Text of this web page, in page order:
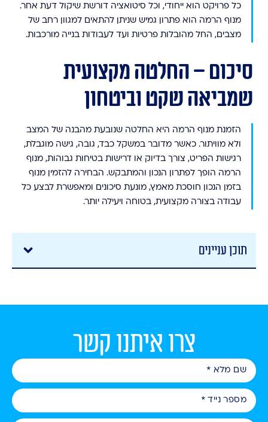
כל פרויקט הוא ייחודי, וכל סיטואציה דורשת שיקול דעת אחר.
מנוף הרמה הוא פתרון גמיש שניתן להתאים למגוון רחב של
מצבים, החל מהובלות פרטיות ועד לעבודות בנייה מורכבות.
סיכום – החלטה מקצועית
שמביאה שקט וביטחון
הזמנת מנוף הרמה היא החלטה שנובעת מהבנה של המצב
ולא מוויתור. כאשר מדובר במשקל כבד, גובה, גישה מוגבלת,
רגישות הפריט, צורך בדיוק או דרישות בטיחות גבוהות, מנוף
הרמה הופך לפתרון הנכון והמתבקש. הבחירה להזמין מנוף
בזמן הנכון חוסכת מאמץ, מונעת סיכונים ומאפשרת לבצע כל
עבודה בצורה מקצועית, בטוחה ויעילה יותר.
תוכן עניינים
צרו איתנו קשר